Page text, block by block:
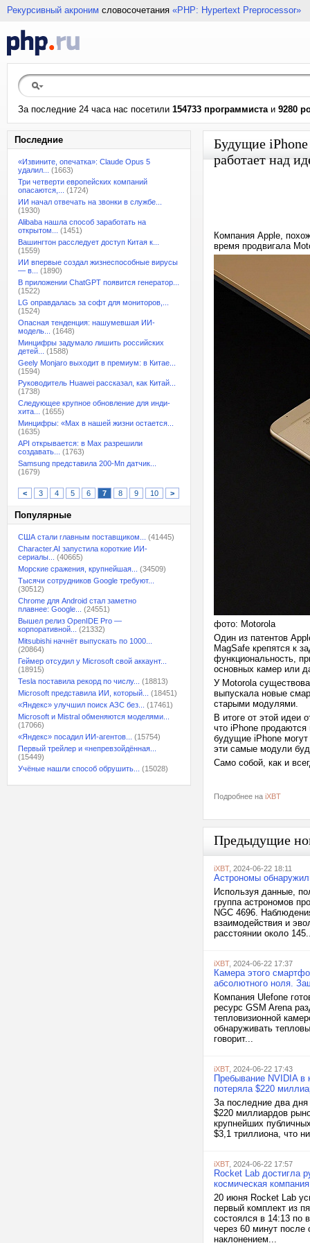
Рекурсивный акроним словосочетания «PHP: Hypertext Preprocessor»
За последние 24 часа нас посетили 154733 программистаи 9280
Последние
«Извините, опечатка»: Claude Opus 5
удалил...
(1663)
Три четверти европейских компаний
опасаются,...
(1724)
ИИ начал отвечать на звонки в службе...
(1930)
Alibaba нашла способ заработать на
открытом...
(1451)
Вашингтон расследует доступ Китая к...
(1559)
ИИ впервые создал жизнеспособные вирусы
— в...
(1890)
В приложении ChatGPT появится генератор...
(1522)
LG оправдалась за софт для мониторов,...
(1524)
Опасная тенденция: нашумевшая ИИ-
модель...
(1648)
Минцифры задумало лишить российских
детей...
(1588)
Geely Monjaro выходит в премиум: в Китае...
(1594)
Руководитель Huawei рассказал, как Китай...
(1738)
Следующее крупное обновление для инди-
хита...
(1655)
Минцифры: «Max в нашей жизни остается...
(1635)
API открывается: в Max разрешили
создавать...
(1763)
Samsung представила 200-Мп датчик...
(1679)
< 3 4 5 6 7 8 9 10 >
Популярные
США стали главным поставщиком...
(41445)
Character.AI запустила короткие ИИ-
сериалы...
(40665)
Морские сражения, крупнейшая...
(34509)
Тысячи сотрудников Google требуют...
(30512)
Chrome для Android стал заметно
плавнее: Google...
(24551)
Вышел релиз OpenIDE Pro —
корпоративной...
(21332)
Mitsubishi начнёт выпускать по 1000...
(20864)
Геймер отсудил у Microsoft свой аккаунт...
(18915)
Tesla поставила рекорд по числу...
(18813)
Microsoft представила ИИ, который...
(18451)
«Яндекс» улучшил поиск АЗС без...
(17461)
Microsoft и Mistral обменяются моделями...
(17066)
«Яндекс» посадил ИИ-агентов...
(15754)
Первый трейлер и «непревзойдённая...
(15449)
Учёные нашли способ обрушить...
(15028)
Будущие
работает над
Компания Apple,
время продвигала
фото: Motorola
Один из патентов
MagSafe крепятся к
функциональность,
основных камер или
У Motorola
выпускала новые
старыми модулями.
В итоге от этой идеи
что iPhone
будущие iPhone
эти самые модули
Само собой, как и
Подробнее на iXBT
Предыдущие
iXBT, 2024-06-22 18:11
Астрономы
Используя данные,
группа астрономов
NGC 4696.
взаимодействия и
расстоянии около
iXBT, 2024-06-22 17:37
Камера этого
абсолютного ноля.
Компания Ulefone
ресурс GSM Arena
тепловизионной
обнаруживать
говорит...
iXBT, 2024-06-22 17:43
Пребывание NVIDIA в
потеряла $220
За последние два дня
$220 миллиардов
крупнейших
$3,1 триллиона, что
iXBT, 2024-06-22 17:57
Rocket Lab достигла
космическая компания
20 июня Rocket Lab
первый комплект из
состоялся в 14:13 по
через 60 минут после
наклонением...